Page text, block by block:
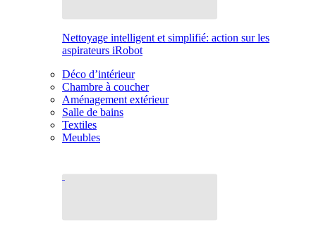
Nettoyage intelligent et simplifié: action sur les
aspirateurs iRobot
Déco d’intérieur
Chambre à coucher
Aménagement extérieur
Salle de bains
Textiles
Meubles